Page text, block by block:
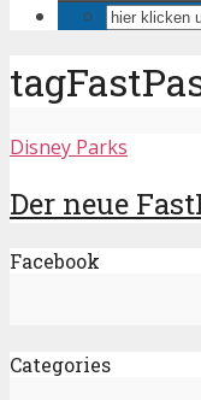
Disney Parks
Der neue
Facebook
Categories